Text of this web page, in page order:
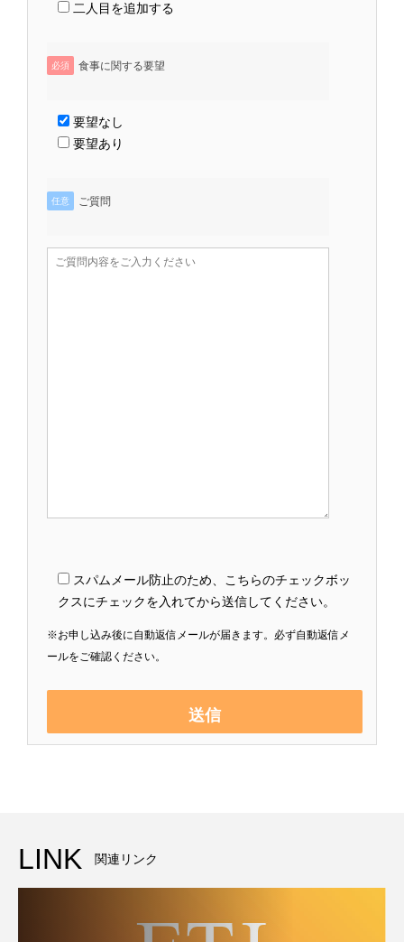
二人目を追加する
必須 食事に関する要望
要望なし
要望あり
任意 ご質問
スパムメール防止のため、こちらのチェックボッ
クスにチェックを入れてから送信してください。
※お申し込み後に自動返信メールが届きます。必ず自動返信メ
ールをご確認ください。
LINK 関連リンク